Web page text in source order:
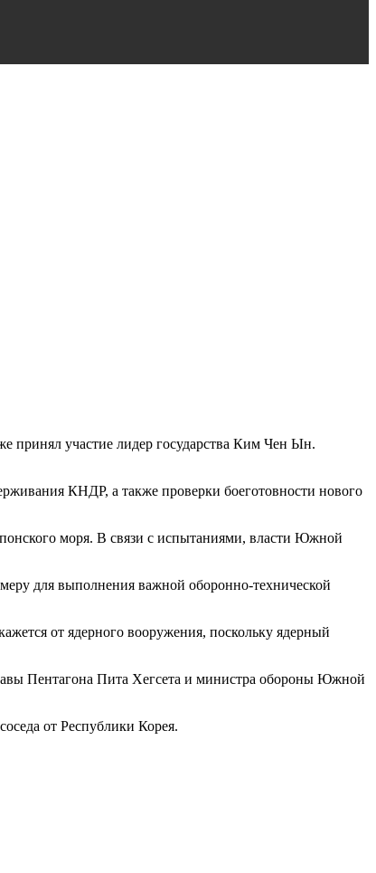
принял участие лидер государства Ким Чен Ын.
КНДР, а также проверки боеготовности нового
моря. В связи с испытаниями, власти Южной
для выполнения важной оборонно-технической
от ядерного вооружения, поскольку ядерный
Пентагона Пита Хегсета и министра обороны Южной
от Республики Корея.